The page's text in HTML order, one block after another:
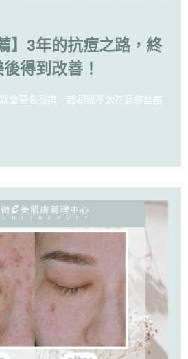
】3年的抗痘之路，終
得到改善！
會莫名長痘，起初我不太在意這些痘